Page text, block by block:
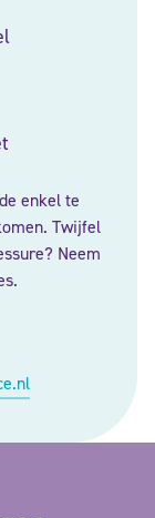
enkel te
Twijfel
Neem